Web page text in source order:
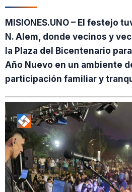
MISIONES.UNO – El festejo
N. Alem, donde vecinos y
la Plaza del Bicentenario
Año Nuevo en un ambiente
participación familiar y